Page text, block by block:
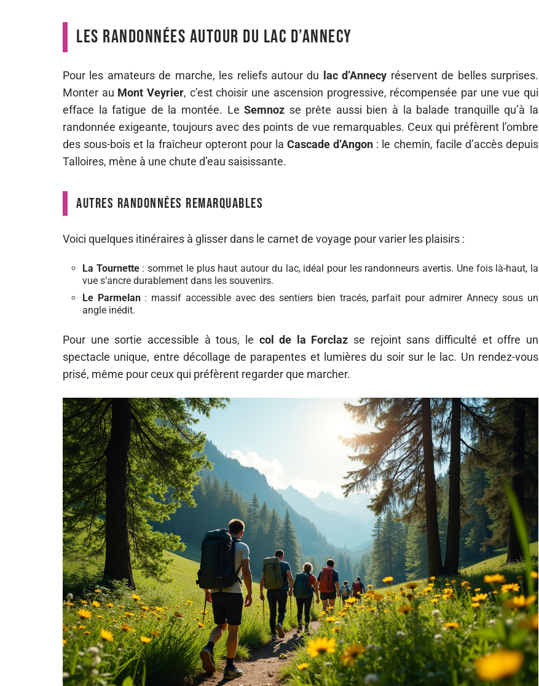
Les randonnées autour du lac d’Annecy
Pour les amateurs de marche, les reliefs autour du lac d’Annecy réservent de belles surprises.
Monter au Mont Veyrier, c’est choisir une ascension progressive, récompensée par une vue qui
efface la fatigue de la montée. LeSemnoz se prête aussi bien à la balade tranquille qu’à la
randonnée exigeante, toujours avec des points de vue remarquables. Ceux qui préfèrent l’ombre
des sous-bois et la fraîcheur opteront pour laCascade d’Angon : le chemin, facile d’accès depuis
Talloires, mène à une chute d’eau saisissante.
Autres randonnées remarquables
Voici quelques itinéraires à glisser dans le carnet de voyage pour varier les plaisirs :
La Tournette: sommet le plus haut autour du lac, idéal pour les randonneurs avertis. Une fois là-haut, la
vue s’ancre durablement dans les souvenirs.
Le Parmelan: massif accessible avec des sentiers bien tracés, parfait pour admirer Annecy sous un
angle inédit.
Pour une sortie accessible à tous, le col de la Forclaz se rejoint sans difficulté et offre un
spectacle unique, entre décollage de parapentes et lumières du soir sur le lac. Un rendez-vous
prisé, même pour ceux qui préfèrent regarder que marcher.